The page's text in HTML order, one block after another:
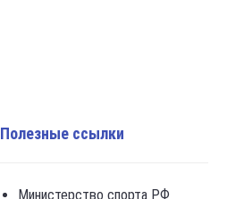
Полезные ссылки
Министерство спорта РФ